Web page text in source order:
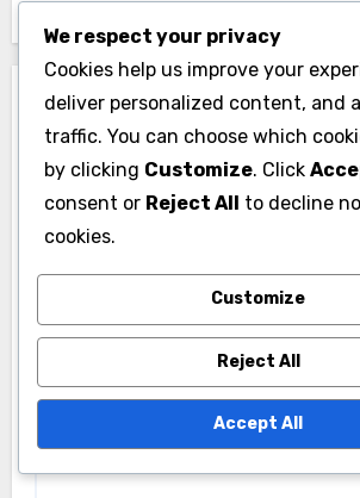
Leave a Reply
fields are marked
Comment
We respect your privacy
Cookies help us improve your
deliver personalized content, and
traffic. You can choose which
by clicking Customize. Click
consent or Reject All to decline
cookies.
Customize
Reject All
Accept All